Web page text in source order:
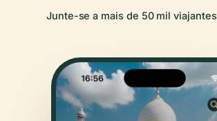
Junte-se a mais de 50 mil viajantes